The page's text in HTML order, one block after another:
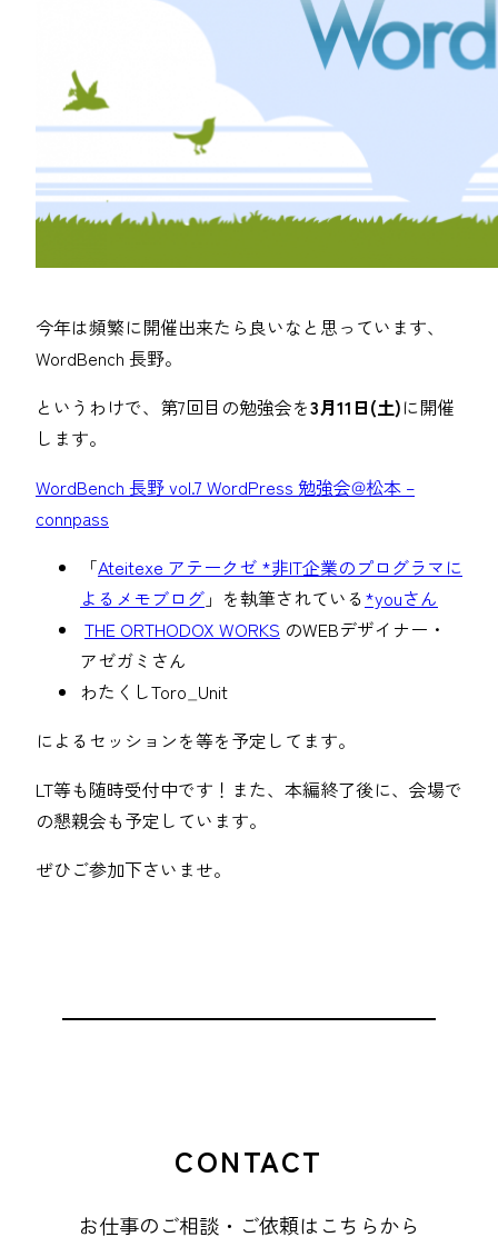
今年は頻繁に開催出来たら良いなと思っています、
WordBench 長野。
というわけで、第7回目の勉強会を3月11日(土)に開催
します。
WordBench 長野 vol.7 WordPress 勉強会@松本 –
connpass
「Ateitexe アテークゼ *非IT企業のプログラマに
よるメモブログ 」を執筆されている*youさん
THE ORTHODOX WORKS のWEBデザイナー・
アゼガミさん
わたくしToro_Unit
によるセッションを等を予定してます。
LT等も随時受付中です！また、本編終了後に、会場で
の懇親会も予定しています。
ぜひご参加下さいませ。
CONTACT
お仕事のご相談・ご依頼はこちらから